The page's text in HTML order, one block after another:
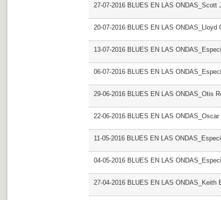
27-07-2016 BLUES EN LAS ONDAS_Scott
20-07-2016 BLUES EN LAS ONDAS_Lloyd
13-07-2016 BLUES EN LAS
06-07-2016 BLUES EN LAS
29-06-2016 BLUES EN LAS ONDAS_Otis
22-06-2016 BLUES EN LAS ONDAS_Oscar
11-05-2016 BLUES EN LAS
04-05-2016 BLUES EN LAS
27-04-2016 BLUES EN LAS ONDAS_Keith